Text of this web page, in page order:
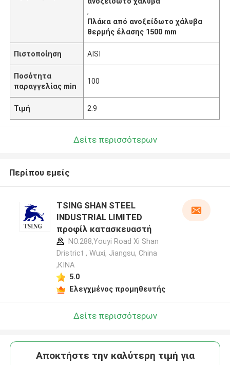
,
Πλάκα από ανοξείδωτο χάλυβα
θερμής έλασης 1500 mm
Πιστοποίηση AISI
Ποσότητα
παραγγελίας min
100
Τιμή 2.9
Δείτε περισσότερων
Περίπου εμείς
TSING SHAN STEEL
INDUSTRIAL LIMITED
προφίλ κατασκευαστή
NO.288,Youyi Road Xi Shan
Dristrict , Wuxi, Jiangsu, China
,ΚΙΝΑ
5.0
Ελεγχμένος προμηθευτής
Δείτε περισσότερων
Αποκτήστε την καλύτερη τιμή για